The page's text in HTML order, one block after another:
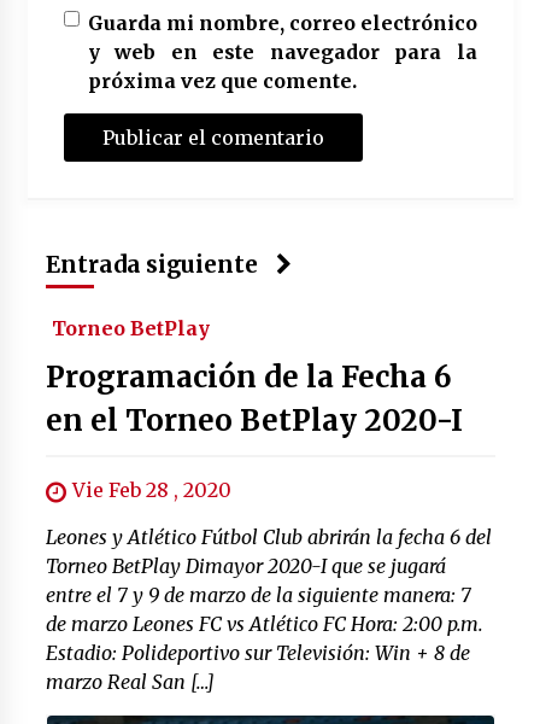
Guarda mi nombre, correo electrónico
y web en este navegador para la
próxima vez que comente.
Entrada siguiente
Torneo BetPlay
Programación de la Fecha 6
en el Torneo BetPlay 2020-I
Vie Feb 28 , 2020
Leones y Atlético Fútbol Club abrirán la fecha 6 del
Torneo BetPlay Dimayor 2020-I que se jugará
entre el 7 y 9 de marzo de la siguiente manera: 7
de marzo Leones FC vs Atlético FC Hora: 2:00 p.m.
Estadio: Polideportivo sur Televisión: Win + 8 de
marzo Real San […]